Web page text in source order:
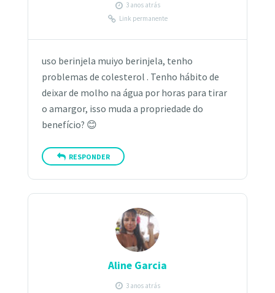
3 anos atrás
Link permanente
uso berinjela muiyo berinjela, tenho
problemas de colesterol . Tenho hábito de
deixar de molho na água por horas para tirar
o amargor, isso muda a propriedade do
benefício? 😊
RESPONDER
Aline Garcia
3 anos atrás